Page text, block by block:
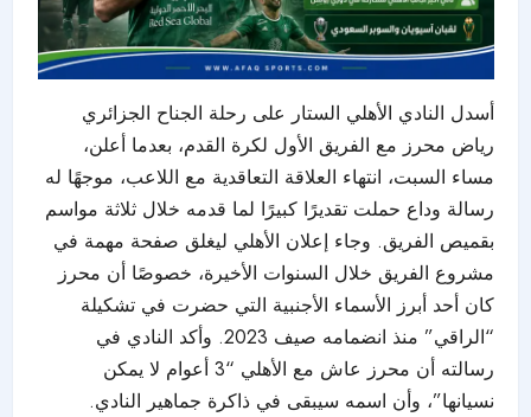
أسدل النادي الأهلي الستار على رحلة الجناح الجزائري
رياض محرز مع الفريق الأول لكرة القدم، بعدما أعلن،
مساء السبت، انتهاء العلاقة التعاقدية مع اللاعب، موجهًا له
رسالة وداع حملت تقديرًا كبيرًا لما قدمه خلال ثلاثة مواسم
بقميص الفريق. وجاء إعلان الأهلي ليغلق صفحة مهمة في
مشروع الفريق خلال السنوات الأخيرة، خصوصًا أن محرز
كان أحد أبرز الأسماء الأجنبية التي حضرت في تشكيلة
“الراقي” منذ انضمامه صيف 2023. وأكد النادي في
رسالته أن محرز عاش مع الأهلي “3 أعوام لا يمكن
نسيانها”، وأن اسمه سيبقى في ذاكرة جماهير النادي.